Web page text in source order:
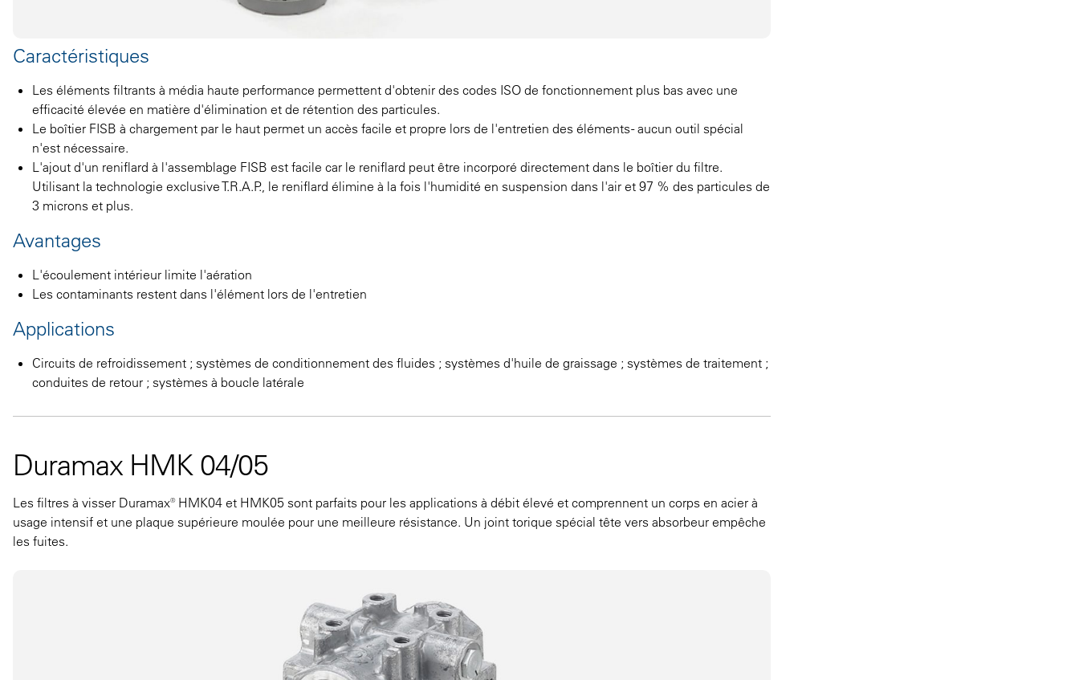
Caractéristiques
Les éléments filtrants à média haute performance permettent d'obtenir des codes ISO de fonctionnement plus bas avec une
efficacité élevée en matière d'élimination et de rétention des particules.
Le boîtier FISB à chargement par le haut permet un accès facile et propre lors de l'entretien des éléments - aucun outil spécial
n'est nécessaire.
L'ajout d'un reniflard à l'assemblage FISB est facile car le reniflard peut être incorporé directement dans le boîtier du filtre.
Utilisant la technologie exclusive T.R.A.P., le reniflard élimine à la fois l'humidité en suspension dans l'air et 97 % des particules de
3 microns et plus.
Avantages
L'écoulement intérieur limite l'aération
Les contaminants restent dans l'élément lors de l'entretien
Applications
Circuits de refroidissement ; systèmes de conditionnement des fluides ; systèmes d'huile de graissage ; systèmes de traitement ;
conduites de retour ; systèmes à boucle latérale
Duramax HMK 04/05
Les filtres à visser Duramax® HMK04 et HMK05 sont parfaits pour les applications à débit élevé et comprennent un corps en acier à
usage intensif et une plaque supérieure moulée pour une meilleure résistance. Un joint torique spécial tête vers absorbeur empêche
les fuites.